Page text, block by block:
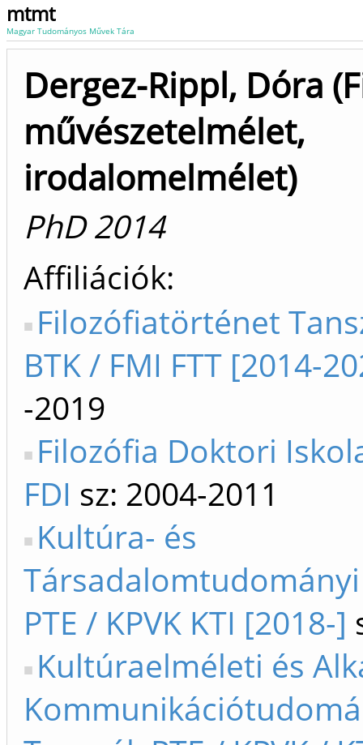
mtmt
Magyar Tudományos Művek Tára
Dergez-Rippl, Dóra
művészetelmélet,
irodalomelmélet)
PhD 2014
Affiliációk
Filozófiatörténet
BTK / FMI FTT [2014-
-2019
Filozófia Doktori
FDI sz: 2004-2011
Kultúra- és
PTE / KPVK KTI [2018-]
Kultúraelméleti és